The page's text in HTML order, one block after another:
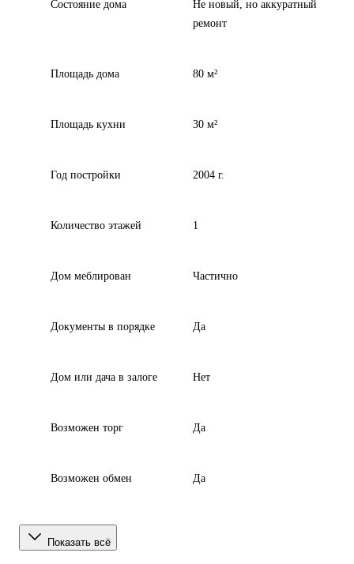
Состояние дома
Не новый, но аккуратный
ремонт
Площадь дома 80 м²
Площадь кухни 30 м²
Год постройки 2004 г.
Количество этажей 1
Дом меблирован Частично
Документы в порядке Да
Дом или дача в залоге Нет
Возможен торг Да
Возможен обмен Да
Показать всё